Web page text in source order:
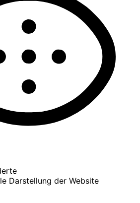
Darstellung der Website